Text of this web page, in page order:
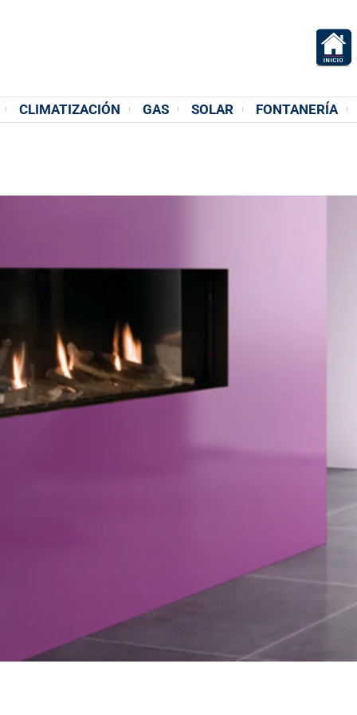
Meilán S.L.
| CLIMATIZACIÓN | FONTANERÍA | GAS | FERRETERIA
CLIMATIZACIÓN GAS SOLAR FONTANERÍA